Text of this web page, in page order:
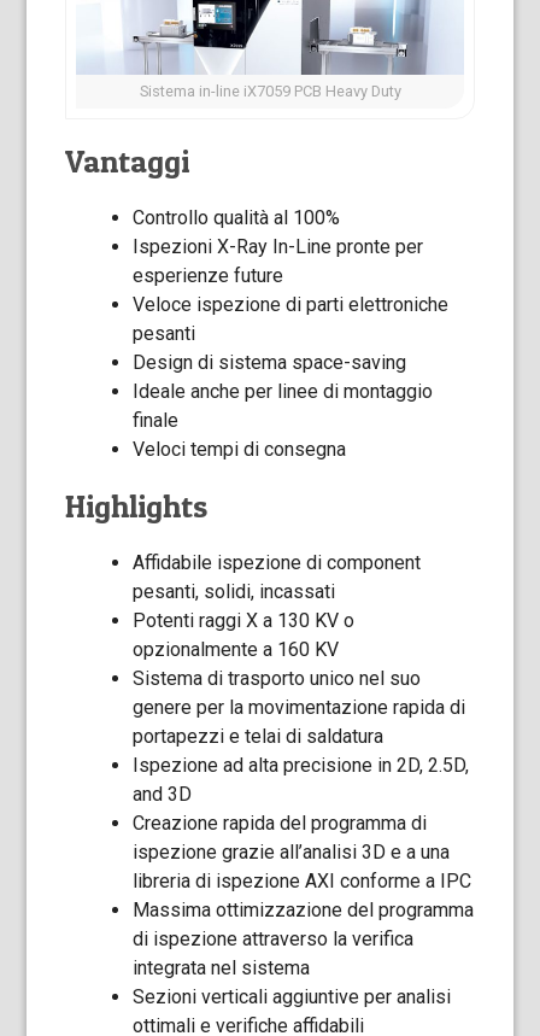
Sistema in-line iX7059 PCB Heavy Duty
Vantaggi
Controllo qualità al 100%
Ispezioni X-Ray In-Line pronte per
esperienze future
Veloce ispezione di parti elettroniche
pesanti
Design di sistema space-saving
Ideale anche per linee di montaggio
finale
Veloci tempi di consegna
Highlights
Affidabile ispezione di component
pesanti, solidi, incassati
Potenti raggi X a 130 KV o
opzionalmente a 160 KV
Sistema di trasporto unico nel suo
genere per la movimentazione rapida di
portapezzi e telai di saldatura
Ispezione ad alta precisione in 2D, 2.5D,
and 3D
Creazione rapida del programma di
ispezione grazie all’analisi 3D e a una
libreria di ispezione AXI conforme a IPC
Massima ottimizzazione del programma
di ispezione attraverso la verifica
integrata nel sistema
Sezioni verticali aggiuntive per analisi
ottimali e verifiche affidabili